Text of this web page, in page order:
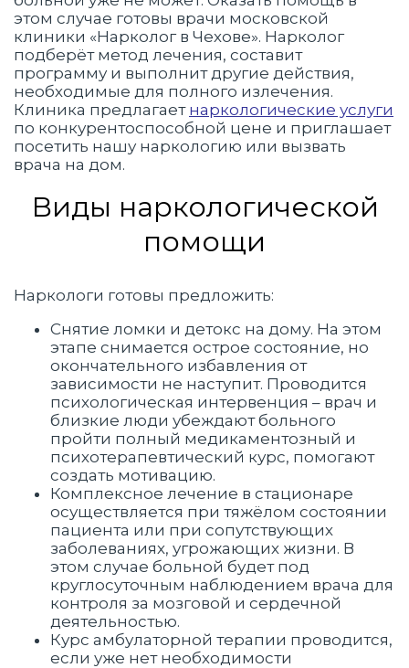
этом случае готовы врачи московской
клиники «Нарколог в Чехове». Нарколог
подберёт метод лечения, составит
программу и выполнит другие действия,
необходимые для полного излечения.
Клиника предлагает наркологические услуги
по конкурентоспособной цене и приглашает
посетить нашу наркологию или вызвать
врача на дом.
Виды наркологической
помощи
Наркологи готовы предложить:
Снятие ломки и детокс на дому. На этом
этапе снимается острое состояние, но
окончательного избавления от
зависимости не наступит. Проводится
психологическая интервенция – врач и
близкие люди убеждают больного
пройти полный медикаментозный и
психотерапевтический курс, помогают
создать мотивацию.
Комплексное лечение в стационаре
осуществляется при тяжёлом состоянии
пациента или при сопутствующих
заболеваниях, угрожающих жизни. В
этом случае больной будет под
круглосуточным наблюдением врача для
контроля за мозговой и сердечной
деятельностью.
Курс амбулаторной терапии проводится,
если уже нет необходимости